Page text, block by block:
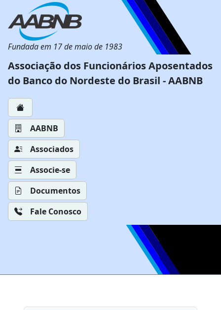
Fundada em 17 de maio de 1983
Associação dos Funcionários Aposentados
do Banco do Nordeste do Brasil - AABNB
AABNB
Associados
Associe-se
Documentos
Fale Conosco